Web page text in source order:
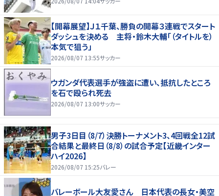
【開幕展望】Ｊ１千葉、勝負の開幕３連戦でスタート
ダッシュを決める 主将・鈴木大輔「（タイトルを）
本気で狙う」
2026/08/07 13:55サッカー
ウガンダ代表選手が強盗に遭い、抵抗したところ
を石で殴られ死去
2026/08/07 13:00サッカー
男子3日目（8/7）決勝トーナメント3、4回戦全12試
合結果と最終日（8/8）の試合予定【近畿インター
ハイ2026】
2026/08/07 15:25バレー
バレーボール大友愛さん 日本代表の長女・美空